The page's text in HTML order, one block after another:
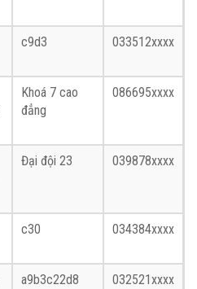
c9d3 033512xxxx
Khoá 7 cao
đẳng
086695xxxx
Đại đội 23 039878xxxx
c30 034384xxxx
a9b3c22d8 032521xxxx